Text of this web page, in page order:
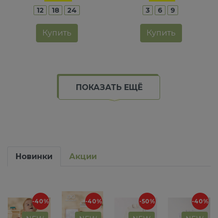
12
18 24
Купить
3
6 9
Купить
ПОКАЗАТЬ ЕЩЁ
Новинки Акции
-40% -40% -50% -40%